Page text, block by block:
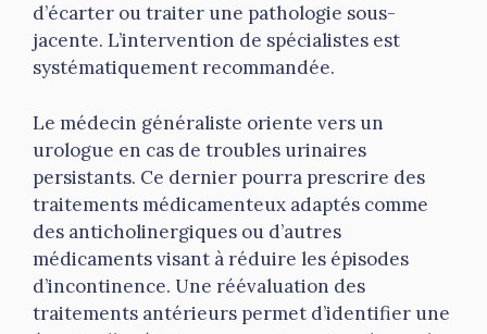
d’écarter ou traiter une pathologie sous-
jacente. L’intervention de spécialistes est
systématiquement recommandée.
Le médecin généraliste oriente vers un
urologue en cas de troubles urinaires
persistants. Ce dernier pourra prescrire des
traitements médicamenteux adaptés comme
des anticholinergiques ou d’autres
médicaments visant à réduire les épisodes
d’incontinence. Une réévaluation des
traitements antérieurs permet d’identifier une